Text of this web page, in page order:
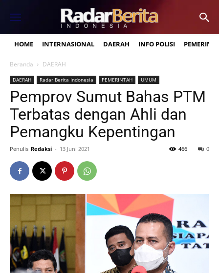
HOME INTERNASIONAL DAERAH INFO POLISI
Beranda DAERAH
DAERAH Radar Berita Indonesia PEMERINTAH UMUM
Pemprov Sumut Bahas PTM
Terbatas dengan Ahli dan
Pemangku Kepentingan
Penulis Redaksi - 13 Juni 2021 0
466